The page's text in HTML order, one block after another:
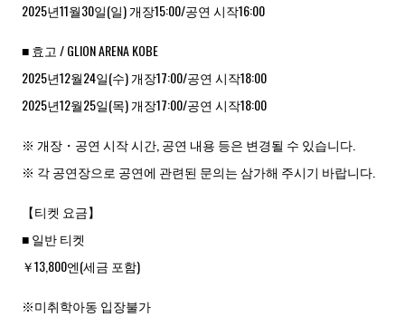
2025년11월30일(일) 개장15:00/공연 시작16:00
■ 효고 / GLION ARENA KOBE
2025년12월24일(수) 개장17:00/공연 시작18:00
2025년12월25일(목) 개장17:00/공연 시작18:00
※ 개장・공연 시작 시간, 공연 내용 등은 변경될 수 있습니다.
※ 각 공연장으로 공연에 관련된 문의는 삼가해 주시기 바랍니다.
【티켓 요금】
■ 일반 티켓
￥13,800엔(세금 포함)
※미취학아동 입장불가